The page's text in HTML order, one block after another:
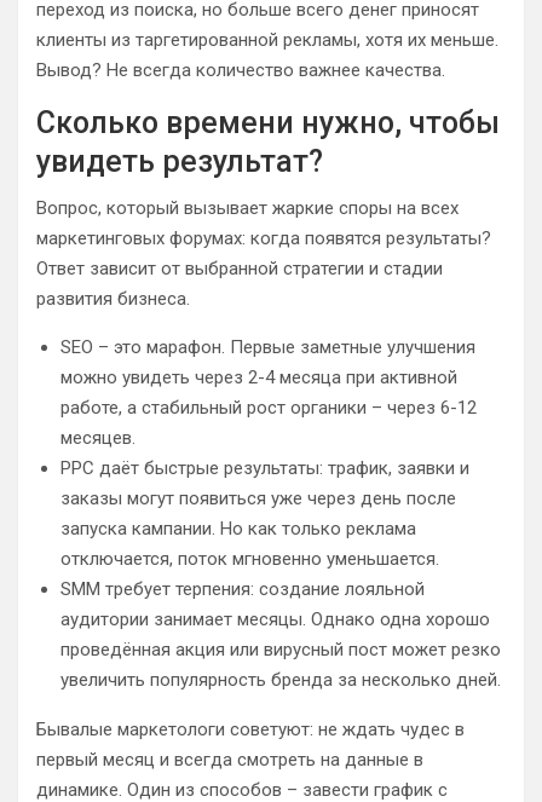
переход из поиска, но больше всего денег приносят
клиенты из таргетированной рекламы, хотя их меньше.
Вывод? Не всегда количество важнее качества.
Сколько времени нужно, чтобы
увидеть результат?
Вопрос, который вызывает жаркие споры на всех
маркетинговых форумах: когда появятся результаты?
Ответ зависит от выбранной стратегии и стадии
развития бизнеса.
SEO – это марафон. Первые заметные улучшения
можно увидеть через 2-4 месяца при активной
работе, а стабильный рост органики – через 6-12
месяцев.
PPC даёт быстрые результаты: трафик, заявки и
заказы могут появиться уже через день после
запуска кампании. Но как только реклама
отключается, поток мгновенно уменьшается.
SMM требует терпения: создание лояльной
аудитории занимает месяцы. Однако одна хорошо
проведённая акция или вирусный пост может резко
увеличить популярность бренда за несколько дней.
Бывалые маркетологи советуют: не ждать чудес в
первый месяц и всегда смотреть на данные в
динамике. Один из способов – завести график с